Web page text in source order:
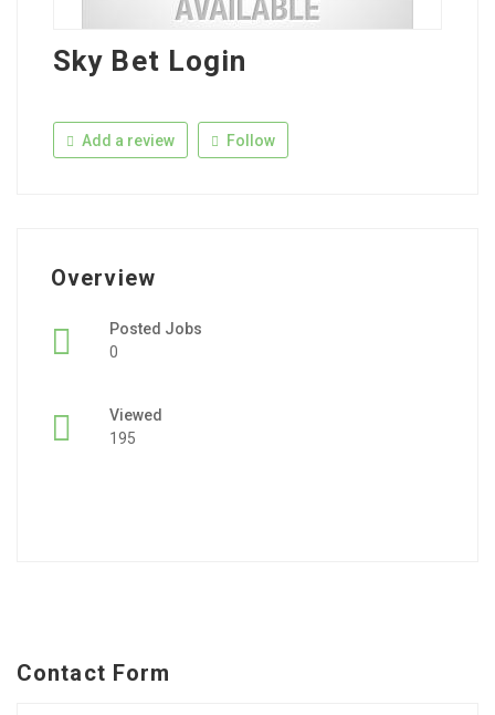
Sky Bet Login
Add a review Follow
Overview
Posted Jobs
0
Viewed
195
Contact Form